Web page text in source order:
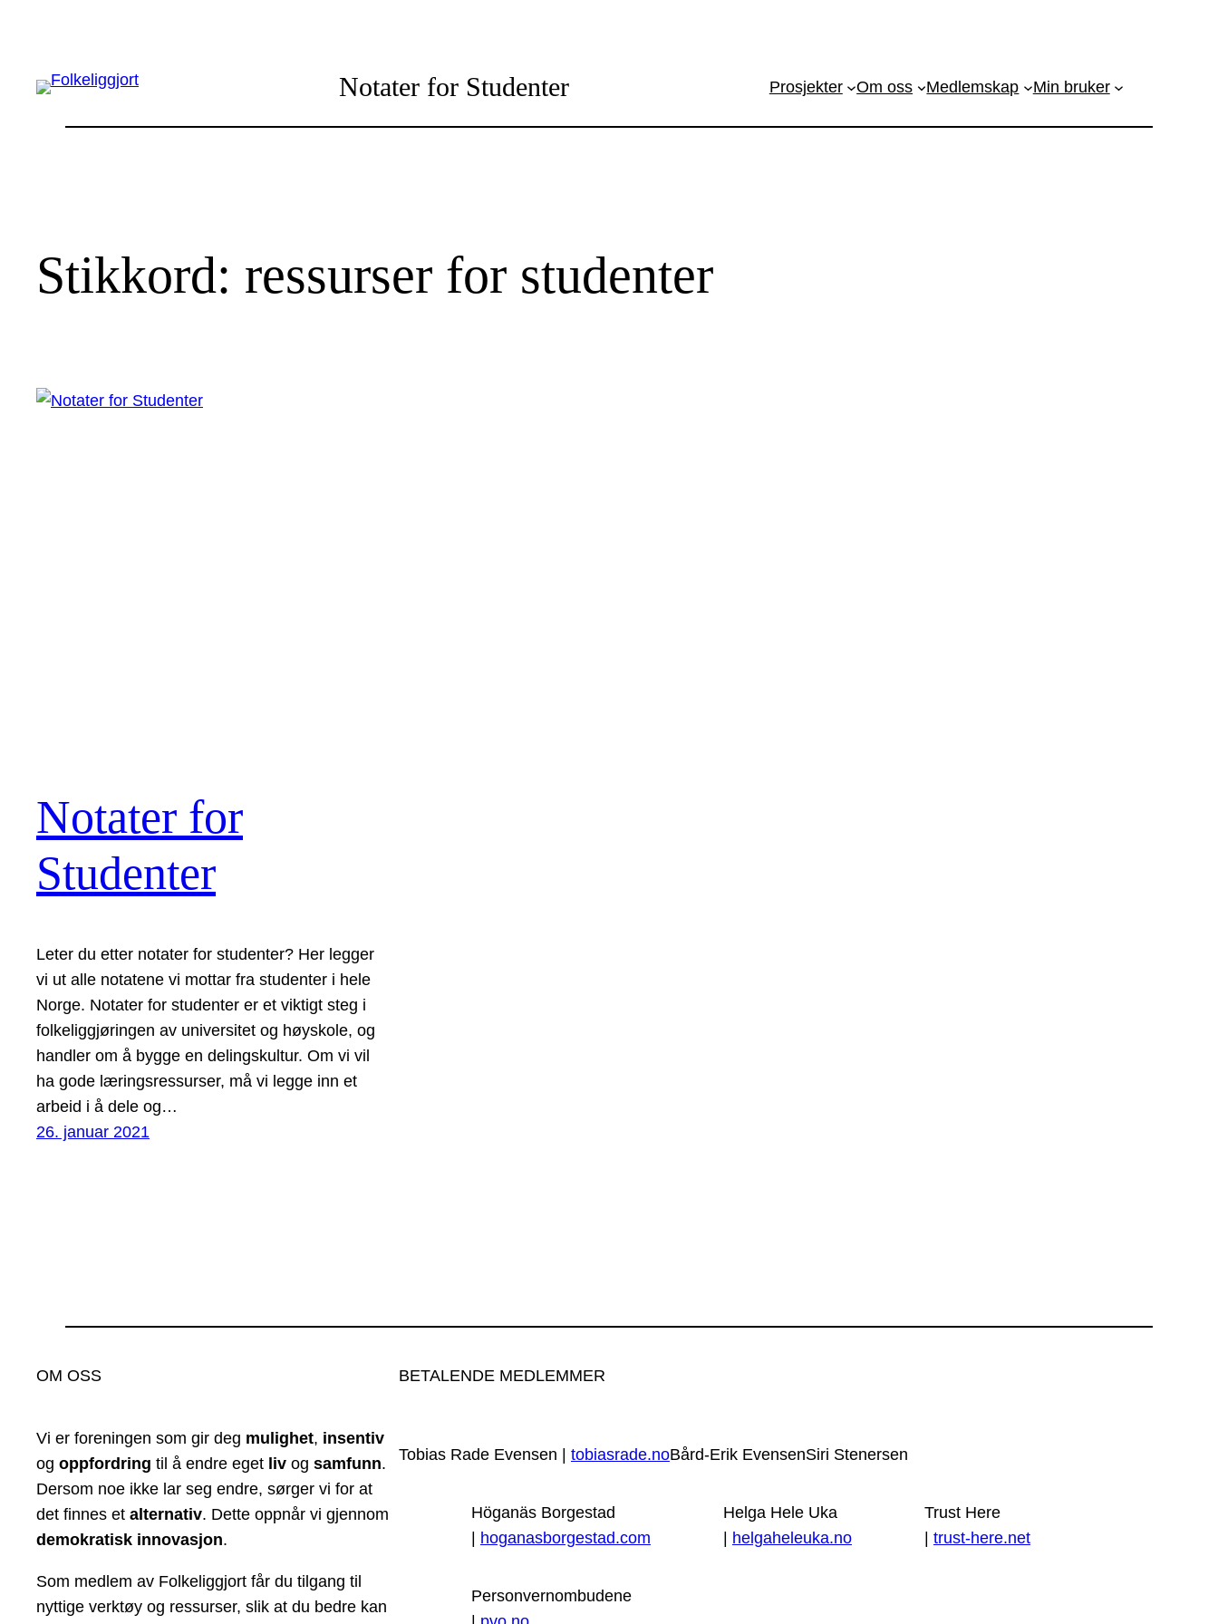
innhold
Notater for Studenter Prosjekter Om oss Medlemskap Min bruker
Stikkord: ressurser for studenter
Notater for
Studenter
Leter du etter notater for studenter? Her legger
vi ut alle notatene vi mottar fra studenter i hele
Norge. Notater for studenter er et viktigt steg i
folkeliggjøringen av universitet og høyskole, og
handler om å bygge en delingskultur. Om vi vil
ha gode læringsressurser, må vi legge inn et
arbeid i å dele og…
26. januar 2021
OM OSS
Vi er foreningen som gir deg mulighet, insentiv
og oppfordring til å endre eget liv og samfunn.
Dersom noe ikke lar seg endre, sørger vi for at
det finnes et alternativ. Dette oppnår vi gjennom
demokratisk innovasjon.
Som medlem av Folkeliggjort får du tilgang til
nyttige verktøy og ressurser, slik at du bedre kan
BETALENDE MEDLEMMER
Tobias Rade Evensen | tobiasrade.noBård-Erik EvensenSiri Stenersen
Höganäs Borgestad
hoganasborgestad.com
Helga Hele Uka
helgaheleuka.no
Trust Here
trust-here.net
Personvernombudene